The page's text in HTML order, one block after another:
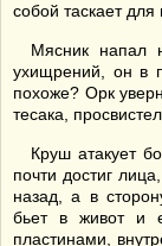
собой таскает для
Мясник напал
ухищрений, он в
похоже? Орк
тесака,
Круш атакует
почти достиг
назад, а в
бьет в живот и
пластинами,